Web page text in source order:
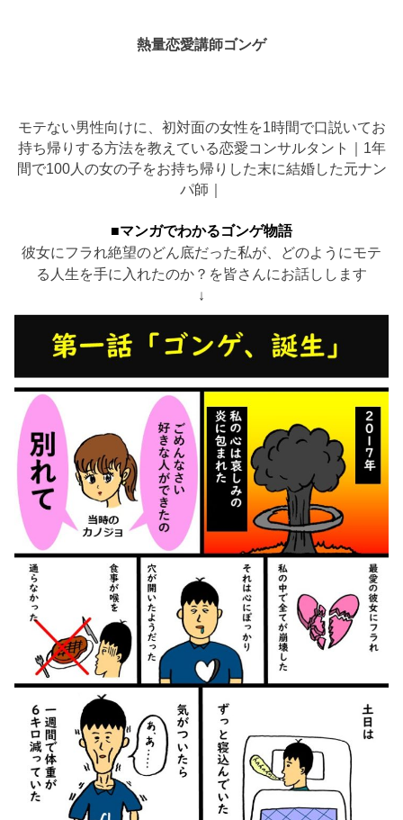
熱量恋愛講師ゴンゲ
モテない男性向けに、初対面の女性を1時間で口説いてお
持ち帰りする方法を教えている恋愛コンサルタント｜1年
間で100人の女の子をお持ち帰りした末に結婚した元ナン
パ師｜
■マンガでわかるゴンゲ物語
彼女にフラれ絶望のどん底だった私が、どのようにモテ
る人生を手に入れたのか？を皆さんにお話しします
↓